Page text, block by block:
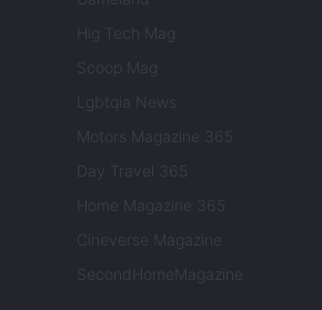
Hig Tech Mag
Scoop Mag
Lgbtqia News
Motors Magazine 365
Day Travel 365
Home Magazine 365
Cineverse Magazine
SecondHomeMagazine